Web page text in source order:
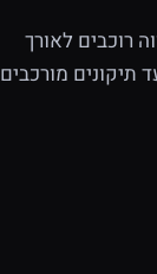
רוכבים לאורך
תיקונים מורכבים